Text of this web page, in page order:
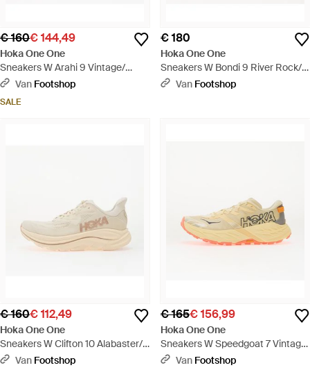
€ 160€ 144,49
Hoka One One
Sneakers W Arahi 9 Vintage/
Alabaster Eur - Wit
Van Footshop
SALE
€ 180
Hoka One One
Sneakers W Bondi 9 River Rock/
Alabaster Eur - Wit
Van Footshop
€ 160€ 112,49
Hoka One One
Sneakers W Clifton 10 Alabaster/
Rose Eur - Wit
Van Footshop
€ 165€ 156,99
Hoka One One
Sneakers W Speedgoat 7 Vintage/
Neon Flame Eur - Metallic
Van Footshop